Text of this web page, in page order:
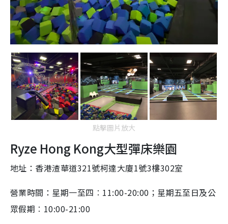
點擊圖片放大
Ryze Hong Kong大型彈床樂園
地址：香港渣華道321號柯達大廈1號3樓302室
營業時間：星期一至四︰11:00-20:00；星期五至日及公
眾假期︰10:00-21:00